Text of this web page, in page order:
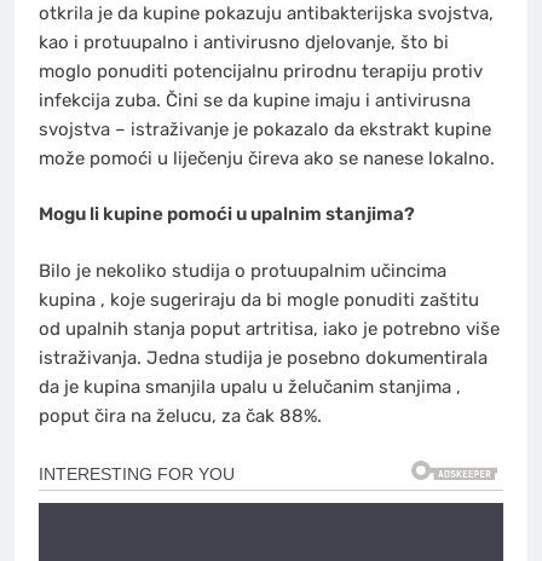
otkrila je da kupine pokazuju antibakterijska svojstva,
kao i protuupalno i antivirusno djelovanje, što bi
moglo ponuditi potencijalnu prirodnu terapiju protiv
infekcija zuba. Čini se da kupine imaju i antivirusna
svojstva – istraživanje je pokazalo da ekstrakt kupine
može pomoći u liječenju čireva ako se nanese lokalno.
Mogu li kupine pomoći u upalnim stanjima?
Bilo je nekoliko studija o protuupalnim učincima
kupina , koje sugeriraju da bi mogle ponuditi zaštitu
od upalnih stanja poput artritisa, iako je potrebno više
istraživanja. Jedna studija je posebno dokumentirala
da je kupina smanjila upalu u želučanim stanjima ,
poput čira na želucu, za čak 88%.